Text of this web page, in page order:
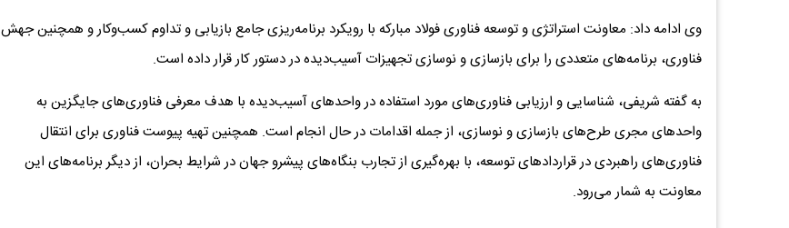
وی ادامه داد: معاونت استراتژی و توسعه فناوری فولاد مبارکه با رویکرد برنامه‌ریزی جامع بازیابی و تداوم کسب‌وکار و همچنین جهش
فناوری، برنامه‌های متعددی را برای بازسازی و نوسازی تجهیزات آسیب‌دیده در دستور کار قرار داده است.
به گفته شریفی، شناسایی و ارزیابی فناوری‌های مورد استفاده در واحدهای آسیب‌دیده با هدف معرفی فناوری‌های جایگزین به
واحدهای مجری طرح‌های بازسازی و نوسازی، از جمله اقدامات در حال انجام است. همچنین تهیه پیوست فناوری برای انتقال
فناوری‌های راهبردی در قراردادهای توسعه، با بهره‌گیری از تجارب بنگاه‌های پیشرو جهان در شرایط بحران، از دیگر برنامه‌های این
معاونت به شمار می‌رود.